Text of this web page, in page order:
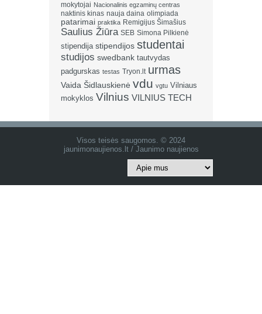
mokytojai Nacionalinis egzaminų centras
naktinis kinas nauja daina olimpiada
patarimai praktika Remigijus Šimašius
Saulius Žiūra SEB Simona Pilkienė
stipendija stipendijos studentai
studijos swedbank tautvydas
padgurskas testas Tryon.lt urmas
Vaida Šidlauskienė vdu vgtu Vilniaus
mokyklos Vilnius VILNIUS TECH
Visos teisės saugomos. © 2024
jaunimonaujienos.lt / Jaunimo naujienos